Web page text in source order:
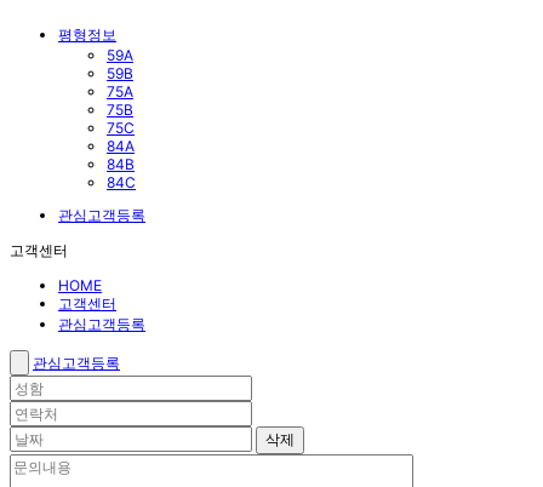
평형정보
59A
59B
75A
75B
75C
84A
84B
84C
관심고객등록
고객센터
HOME
고객센터
관심고객등록
관심고객등록